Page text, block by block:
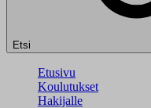
Etsi
Etusivu
Koulutukset
Hakijalle